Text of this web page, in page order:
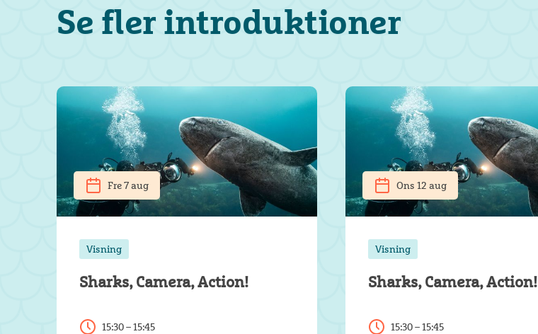
Se fler introduktioner
Fre 7 aug
Visning
Sharks, Camera, Action!
15:30 – 15:45
Ons 12 aug
Visning
Sharks, Camera, Action!
15:30 – 15:45